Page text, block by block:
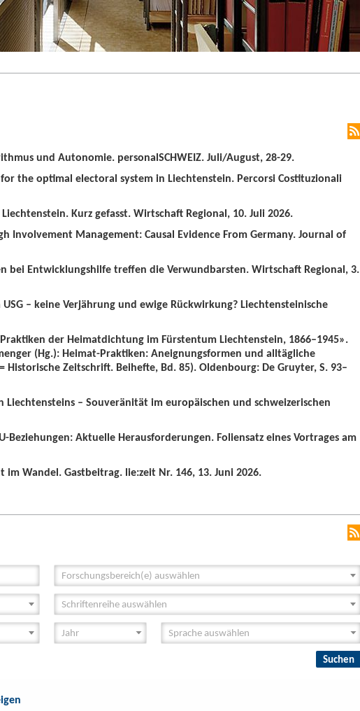
und Autonomie. personalSCHWEIZ. Juli/August, 28-29.
the optimal electoral system in Liechtenstein. Percorsi Costituzionali
Kurz gefasst. Wirtschaft Regional, 10. Juli 2026.
Involvement Management: Causal Evidence From Germany. Journal of
bei Entwicklungshilfe treffen die Verwundbarsten. Wirtschaft Regional, 3.
– keine Verjährung und ewige Rückwirkung? Liechtensteinische
der Heimatdichtung im Fürstentum Liechtenstein, 1866–1945».
(Hg.): Heimat-Praktiken: Aneignungsformen und alltägliche
Zeitschrift. Beihefte, Bd. 85). Oldenbourg: De Gruyter, S. 93–
– Souveränität im europäischen und schweizerischen
Beziehungen: Aktuelle Herausforderungen. Foliensatz eines Vortrages am
Wandel. Gastbeitrag. lie:zeit Nr. 146, 13. Juni 2026.
Forschungsbereich(e) auswählen
Schriftenreihe auswählen